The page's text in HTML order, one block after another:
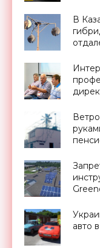
В
МИФИ
авто